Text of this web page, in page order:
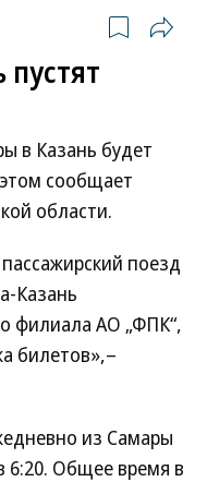
в Казань будет
сообщает
области.
поезд
Казань
филиала АО „ФПК“,
билетов»,–
из Самары
6:20. Общее время в